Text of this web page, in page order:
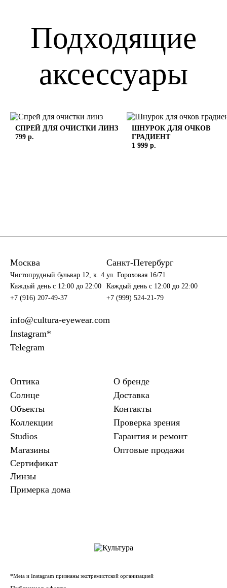
Подходящие
аксессуары
СПРЕЙ ДЛЯ ОЧИСТКИ ЛИНЗ
799 р.
ШНУРОК ДЛЯ ОЧКОВ
ГРАДИЕНТ
1 999 р.
Москва
Чистопрудный бульвар 12, к. 4.
Каждый день c 12:00 до 22:00
+7 (916) 207-49-37
Санкт-Петербург
ул. Гороховая 16/71
Каждый день c 12:00 до 22:00
+7 (999) 524-21-79
info@cultura-eyewear.com
Instagram*
Telegram
Оптика
Солнце
Объекты
Коллекции
Studios
Магазины
Сертификат
Линзы
Примерка дома
О бренде
Доставка
Контакты
Проверка зрения
Гарантия и ремонт
Оптовые продажи
*Meta и Instagram признаны экстремистской организацией